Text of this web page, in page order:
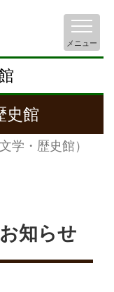
史館
メニュー
学・歴史館）
知らせ